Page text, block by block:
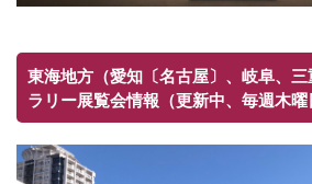
東海地方（愛知〔名古屋〕、岐阜、
ラリー展覧会情報（更新中、毎週木曜